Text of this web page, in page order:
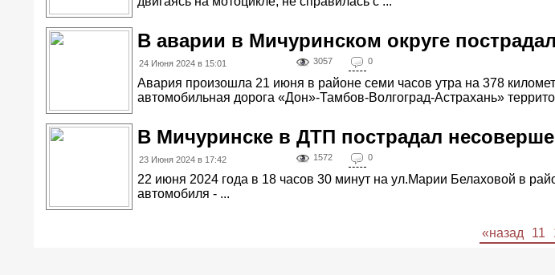
В аварии в Мичуринском округе
24 Июня 2024 в 15:01 3057 0
Авария произошла 21 июня в районе семи часов утра на 378
автомобильная дорога «Дон»-Тамбов-Волгоград-Астрахань»
В Мичуринске в ДТП пострадал
23 Июня 2024 в 17:42 1572 0
22 июня 2024 года в 18 часов 30 минут на ул.Марии Белаховой в
автомобиля - ...
«назад 11